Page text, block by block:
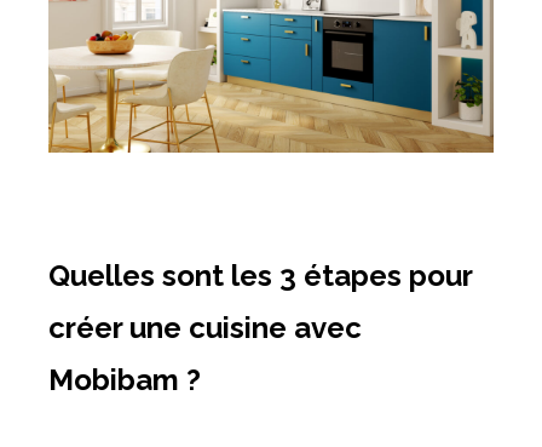
Quelles sont les 3 étapes pour
créer une cuisine avec
Mobibam ?